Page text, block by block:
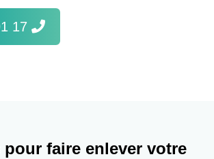
17
pour faire enlever votre